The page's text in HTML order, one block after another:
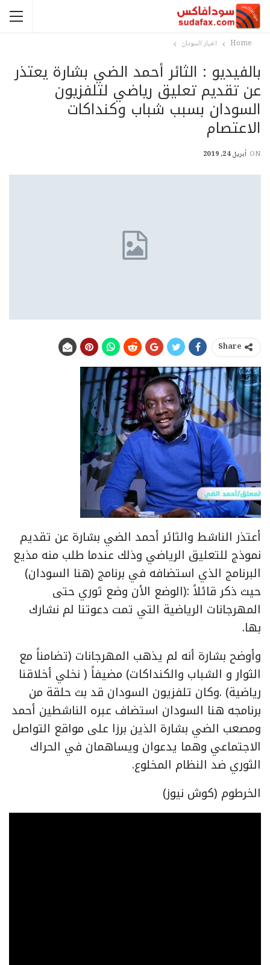
Home اخبار السودان
بالفيديو : الثائر أحمد الضي بشارة يعتذر
عن تقديم تعليق رياضي لتلفزيون
السودان بسبب شباب وكنداكات
الاعتصام
ON أبريل 24, 2019
Share
أعتذر الناشط والثائر أحمد الضي بشارة عن تقديم
نموذج للتعليق الرياضي وذلك عندما طلب منه مذيع
البرنامج الذي استضافه في برنامج (هنا السودان)
حيث ذكر قائلاً :(الوضع الأن وضع ثوري حتى
المهرجانات الرياضية التي تمت دعوتنا لم نشارك
بها.
وأوضح بشارة أنه لم يذهب المهرجانات (تضامناً مع
الثوار و الشباب والكنداكات) مضيفاً ( نخلي أخلاقنا
رياضية) .وكان تلفزيون السودان قد بث حلقة من
برنامجه هنا السودان استضاف عبره الناشطين أحمد
ومصعب الضي بشارة الذين برزا على مواقع التواصل
الاجتماعي وهما يدعوان ويساهمان في الحراك
الثوري ضد النظام المخلوع.
الخرطوم (كوش نيوز)